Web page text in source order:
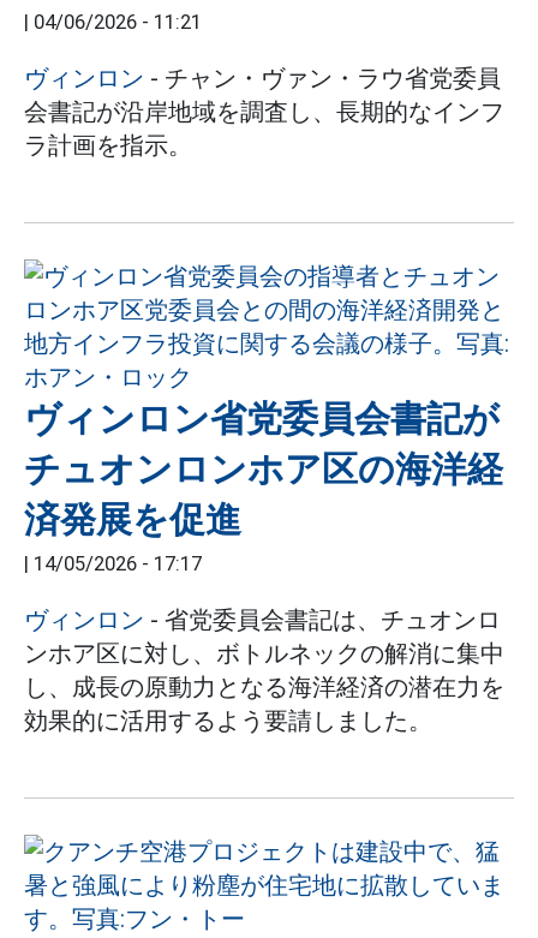
| 04/06/2026 - 11:21
ヴィンロン - チャン・ヴァン・ラウ省党委員
会書記が沿岸地域を調査し、長期的なインフ
ラ計画を指示。
ヴィンロン省党委員会書記が
チュオンロンホア区の海洋経
済発展を促進
| 14/05/2026 - 17:17
ヴィンロン - 省党委員会書記は、チュオンロ
ンホア区に対し、ボトルネックの解消に集中
し、成長の原動力となる海洋経済の潜在力を
効果的に活用するよう要請しました。